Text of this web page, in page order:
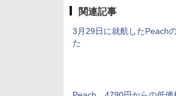
関連記事
3月29日に就航したPeach
た